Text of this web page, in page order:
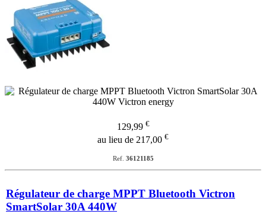
129,99 €
au lieu de 217,00 €
Ref. 36121185
Régulateur de charge MPPT Bluetooth Victron
SmartSolar 30A 440W